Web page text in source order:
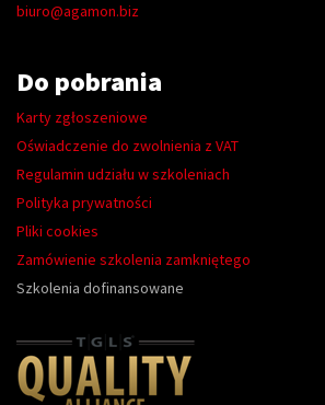
biuro@agamon.biz
Do pobrania
Karty zgłoszeniowe
Oświadczenie do zwolnienia z VAT
Regulamin udziału w szkoleniach
Polityka prywatności
Pliki cookies
Zamówienie szkolenia zamkniętego
Szkolenia dofinansowane